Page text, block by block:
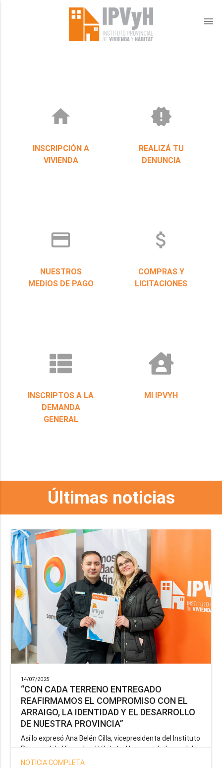
menu
home
INSCRIPCIÓN A
VIVIENDA
new_releases
REALIZÁ TU
DENUNCIA
credit_card
NUESTROS
MEDIOS DE PAGO
attach_money
COMPRAS Y
LICITACIONES
INSCRIPTOS A LA
DEMANDA
GENERAL
MI IPVYH
Últimas noticias
14/07/2025
“CON CADA TERRENO ENTREGADO
REAFIRMAMOS EL COMPROMISO CON EL
ARRAIGO, LA IDENTIDAD Y EL DESARROLLO
DE NUESTRA PROVINCIA”
Así lo expresó Ana Belén Cilla, vicepresidenta del Instituto
Provincial de Vivienda y Hábitat, al hacer un balance del
trabajo del organismo en el marco de la operatoria
NOTICIA COMPLETA